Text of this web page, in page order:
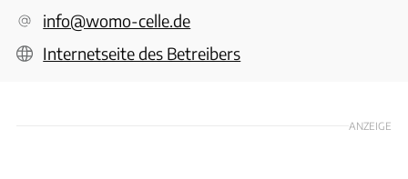
info@womo-celle.de
Internetseite des Betreibers
ANZEIGE